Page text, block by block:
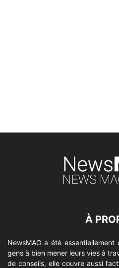
À
NewsMAG a été
gens à bien mener leurs vies à
de conseils, elle couvre aussi